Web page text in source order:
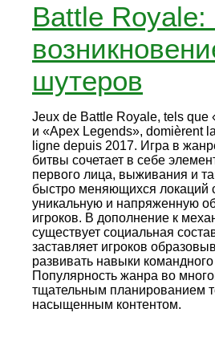
Battle Royale:
шутеров
Jeux de Battle Royale, tels que
и «Apex Legends», domièrent
ligne depuis 2017. Игра в
битвы сочетает в себе
первого лица, выживания и
быстро меняющихся локаций
уникальную и напряженную
игроков. В дополнение к
существует социальная
заставляет игроков
развивать навыки командного
Популярность жанра во
тщательным планированием
насыщенным контентом.